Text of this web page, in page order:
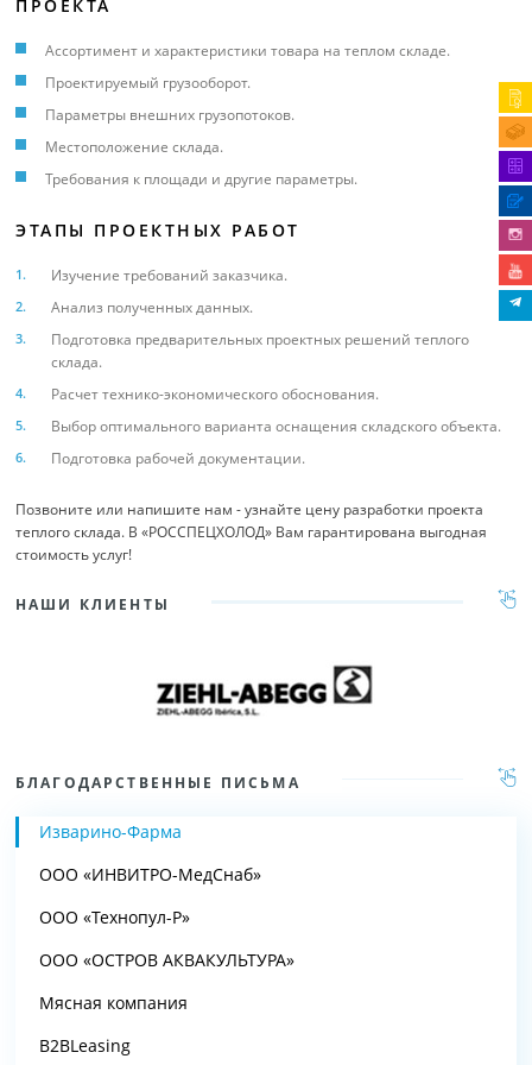
ПРОЕКТА
Ассортимент и характеристики товара на теплом складе.
Проектируемый грузооборот.
Параметры внешних грузопотоков.
Местоположение склада.
Требования к площади и другие параметры.
ЭТАПЫ ПРОЕКТНЫХ РАБОТ
Изучение требований заказчика.
Анализ полученных данных.
Подготовка предварительных проектных решений теплого
склада.
Расчет технико-экономического обоснования.
Выбор оптимального варианта оснащения складского объекта.
Подготовка рабочей документации.
Позвоните или напишите нам - узнайте цену разработки проекта
теплого склада. В «РОССПЕЦХОЛОД» Вам гарантирована выгодная
стоимость услуг!
НАШИ КЛИЕНТЫ
БЛАГОДАРСТВЕННЫЕ ПИСЬМА
Изварино-Фарма
ООО «ИНВИТРО-МедСнаб»
ООО «Технопул-Р»
ООО «ОСТРОВ АКВАКУЛЬТУРА»
Мясная компания
B2BLeasing